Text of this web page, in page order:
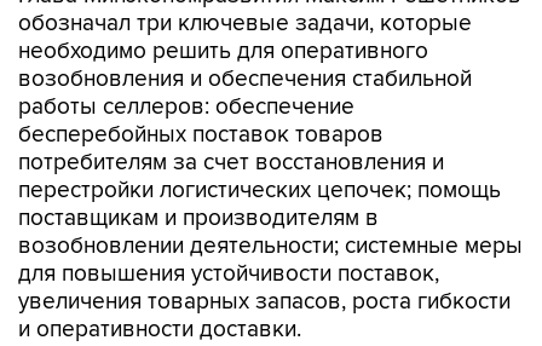
обозначал три ключевые задачи, которые
необходимо решить для оперативного
возобновления и обеспечения стабильной
работы селлеров: обеспечение
бесперебойных поставок товаров
потребителям за счет восстановления и
перестройки логистических цепочек; помощь
поставщикам и производителям в
возобновлении деятельности; системные меры
для повышения устойчивости поставок,
увеличения товарных запасов, роста гибкости
и оперативности доставки.